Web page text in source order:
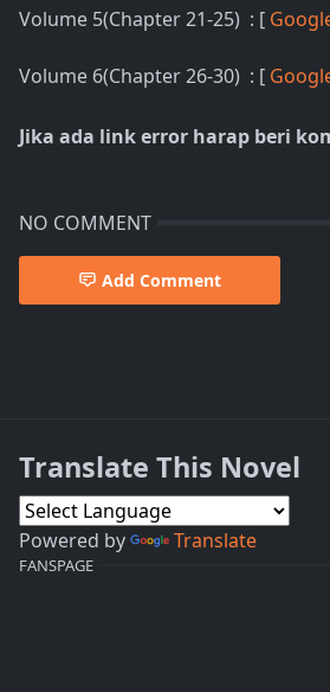
Volume 5(Chapter 21-25) : [
Volume 6(Chapter 26-30) : [
Jika ada link error harap beri
NO COMMENT
Add Comment
Translate This Novel
Powered by Translate
FANSPAGE